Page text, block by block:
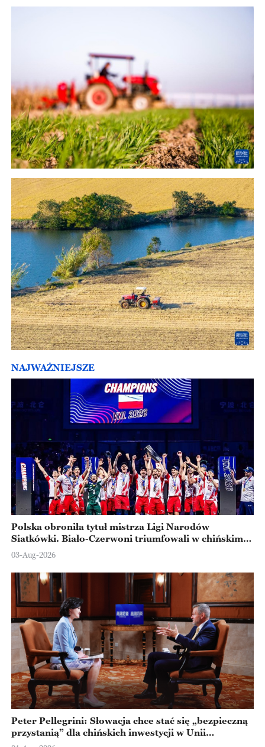
NAJWAŻNIEJSZE
Polska obroniła tytuł mistrza Ligi Narodów
Siatkówki. Biało-Czerwoni triumfowali w chińskim
Ningbo
03-Aug-2026
Peter Pellegrini: Słowacja chce stać się „bezpieczną
przystanią” dla chińskich inwestycji w Unii
Europejskiej